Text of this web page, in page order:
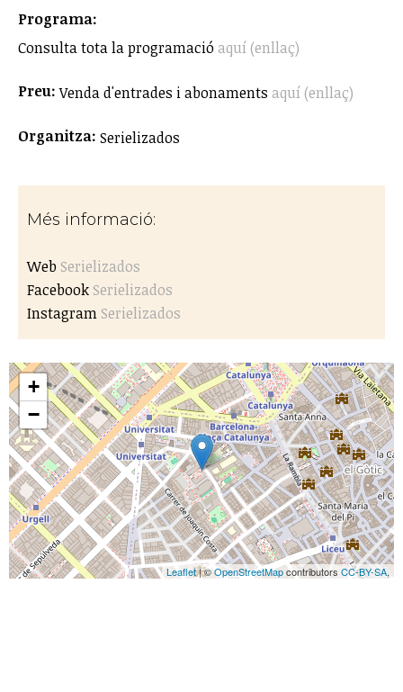
Programa:
Consulta tota la programació aquí (enllaç)
Preu:Venda d'entrades i abonaments aquí (enllaç)
Organitza: Serielizados
Més informació:
Web Serielizados
Facebook Serielizados
Instagram Serielizados
+
−
Leaflet| ©OpenStreetMapcontributors CC-BY-SA,